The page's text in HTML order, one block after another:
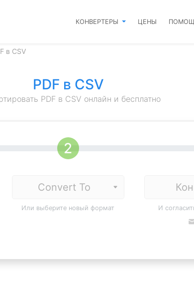
КОНВЕРТЕРЫ ЦЕНЫ
в CSV
PDF в CSV
PDF в CSV онлайн и бесплатно
Dropdown
Или выберите новый формат И